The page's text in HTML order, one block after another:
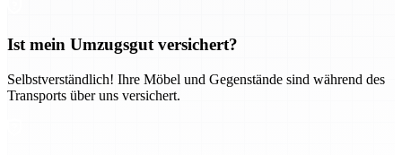
Ist mein Umzugsgut versichert?
Selbstverständlich! Ihre Möbel und Gegenstände sind während des
Transports über uns versichert.